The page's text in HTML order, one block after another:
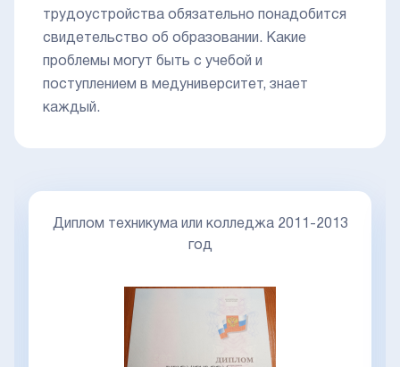
трудоустройства обязательно понадобится
свидетельство об образовании. Какие
проблемы могут быть с учебой и
поступлением в медуниверситет, знает
каждый.
Диплом техникума или колледжа 2011-2013
год